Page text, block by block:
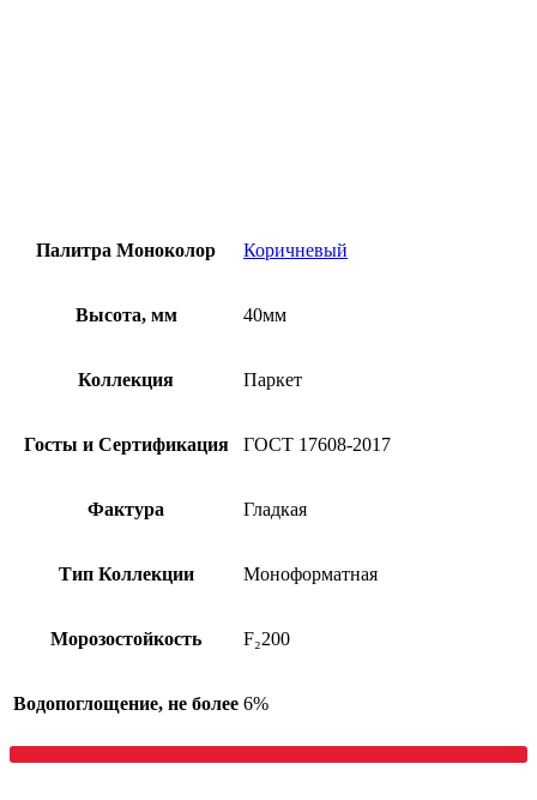
Палитра Моноколор Коричневый
Высота, мм 40мм
Коллекция Паркет
Госты и Сертификация ГОСТ 17608-2017
Фактура Гладкая
Тип Коллекции Моноформатная
Морозостойкость F₂200
Водопоглощение, не более 6%